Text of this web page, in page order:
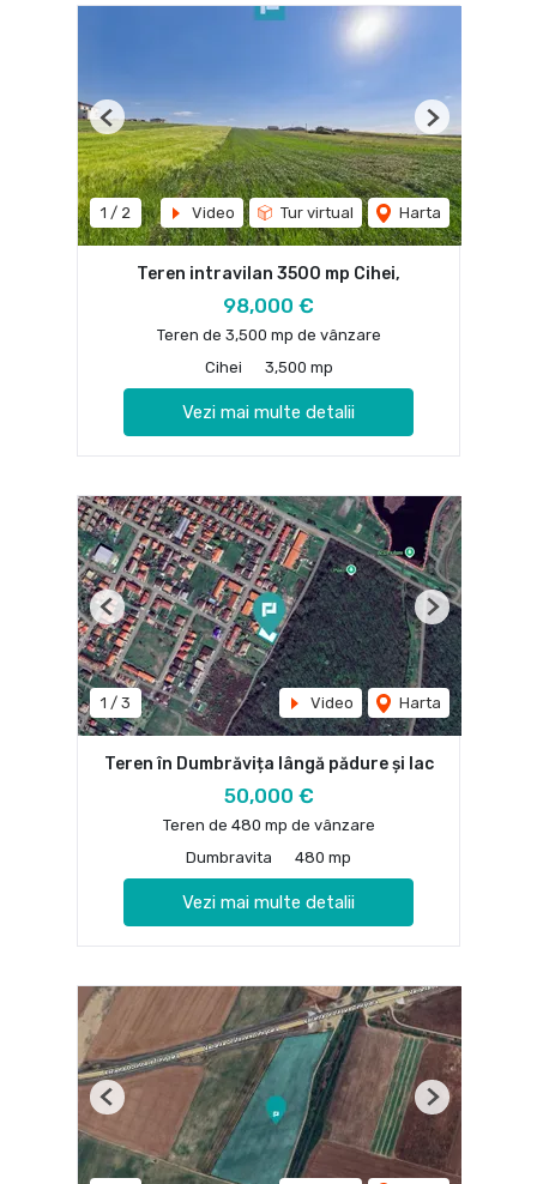
1 / 2 Video Tur virtual Harta
Previous Next
Teren intravilan 3500 mp Cihei,
98,000 €
Teren de 3,500 mp de vânzare
Cihei
3,500 mp
Vezi mai multe detalii
1 / 3 Video Harta
Previous Next
Teren în Dumbrăvița lângă pădure și lac
50,000 €
Teren de 480 mp de vânzare
Dumbravita
480 mp
Vezi mai multe detalii
Previous Next